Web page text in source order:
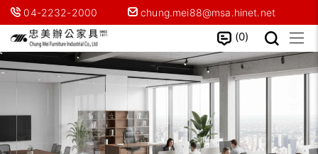
04-2232-2000 chung.mei88@msa.hinet.net
0